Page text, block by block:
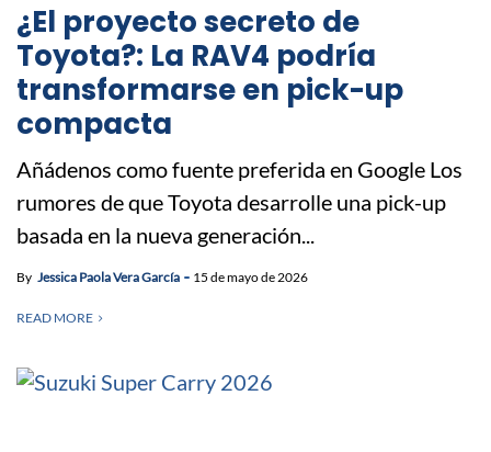
¿El proyecto secreto de
Toyota?: La RAV4 podría
transformarse en pick-up
compacta
Añádenos como fuente preferida en Google Los
rumores de que Toyota desarrolle una pick-up
basada en la nueva generación...
By Jessica Paola Vera García 15 de mayo de 2026
READ MORE